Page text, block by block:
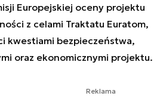
Europejskiej oceny projektu
z celami Traktatu Euratom,
kwestiami bezpieczeństwa,
oraz ekonomicznymi projektu.
Reklama